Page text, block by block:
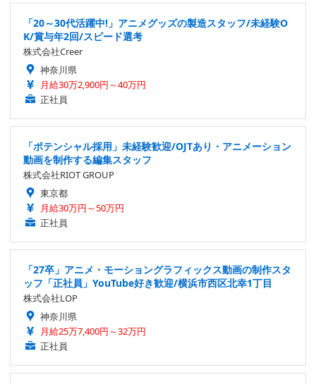
「20～30代活躍中!」アニメグッズの製造スタッフ/未経験O
K/賞与年2回/スピード選考
株式会社Creer
神奈川県
月給30万2,900円～40万円
正社員
「ポテンシャル採用」未経験歓迎/OJTあり・アニメーション
動画を制作する編集スタッフ
株式会社RIOT GROUP
東京都
月給30万円～50万円
正社員
「27卒」アニメ・モーショングラフィックス動画の制作スタ
ッフ「正社員」YouTube好き歓迎/横浜市西区北幸1丁目
株式会社LOP
神奈川県
月給25万7,400円～32万円
正社員